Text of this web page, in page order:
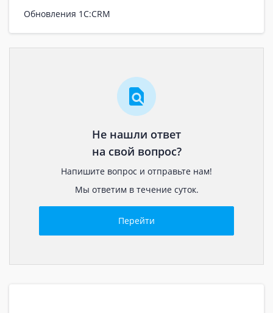
Обновления 1С:CRM
Не нашли ответ
на свой вопрос?
Напишите вопрос и отправьте нам!
Мы ответим в течение суток.
Перейти